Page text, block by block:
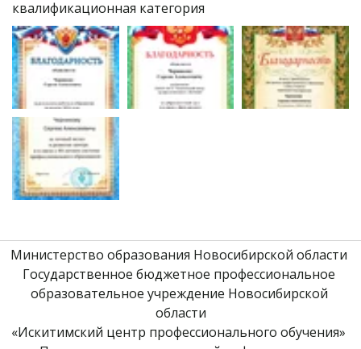
квалификационная категория
Министерство образования Новосибирской области
Государственное бюджетное профессиональное
образовательное учреждение Новосибирской
области
«Искитимский центр профессионального обучения»